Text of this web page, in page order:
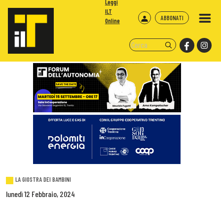
ABBONATI
Leggi
ILT
Online
LA GIOSTRA DEI BAMBINI
lunedì 12 Febbraio, 2024